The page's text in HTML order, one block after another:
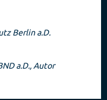
Berlin a.D.
a.D., Autor